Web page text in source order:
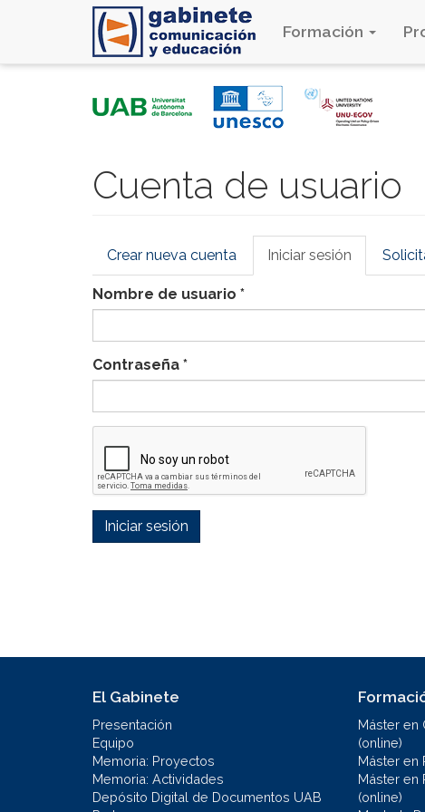
Formación
Cuenta de usuario
Solapas
principales
Crear nueva cuenta Iniciar sesión (solapa
activa)
Nombre de usuario *
Contraseña *
Iniciar sesión
El Gabinete
Presentación
Equipo
Memoria: Proyectos
Memoria: Actividades
Depósito Digital de Documentos UAB
Máster en
(online)
Máster en
Máster en
(online)